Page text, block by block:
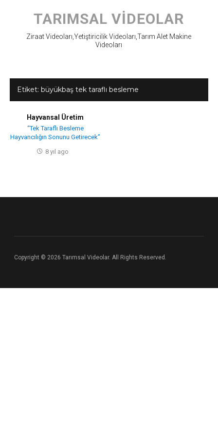
content
TARIMSAL VIDEOLAR
Ziraat Videoları,Yetiştiricilik Videoları,Tarım Alet Makine
Videoları
Etiket: büyükbaş tek taraflı besleme
Hayvansal Üretim
“Tek Taraflı Besleme
Hayvancılığın Sonunu Getirecek”
8 yıl ago
Copyright © 2026 Tarımsal Videolar. All Rights Reserved.